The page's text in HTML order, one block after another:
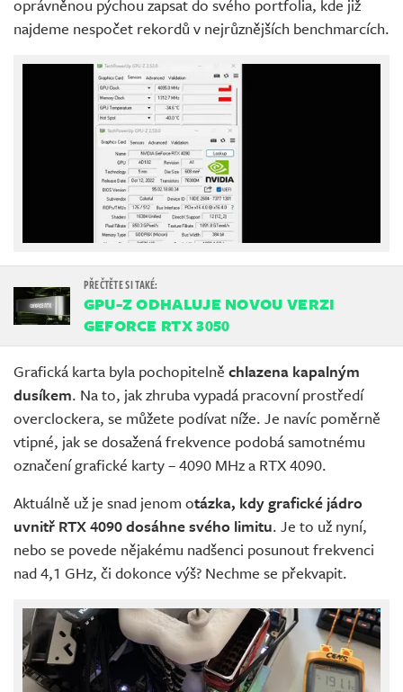
oprávněnou pýchou zapsat do svého portfolia, kde již
najdeme nespočet rekordů v nejrůznějších benchmarcích.
GPU-Z ODHALUJE NOVOU VERZI
GEFORCE RTX 3050
Grafická karta byla pochopitelně chlazena kapalným
dusíkem. Na to, jak zhruba vypadá pracovní prostředí
overclockera, se můžete podívat níže. Je navíc poměrně
vtipné, jak se dosažená frekvence podobá samotnému
označení grafické karty – 4090 MHz a RTX 4090.
Aktuálně už je snad jenom otázka, kdy grafické jádro
uvnitř RTX 4090 dosáhne svého limitu. Je to už nyní,
nebo se povede nějakému nadšenci posunout frekvenci
nad 4,1 GHz, či dokonce výš? Nechme se překvapit.